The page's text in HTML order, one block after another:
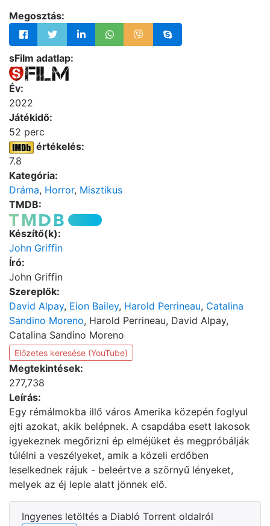
Megosztás:
sFilm adatlap:
Év:
2022
Játékidő:
52 perc
értékelés:
7.8
Kategória:
Dráma, Horror, Misztikus
TMDB:
Készítő(k):
John Griffin
Író:
John Griffin
Szereplők:
David Alpay, Eion Bailey, Harold Perrineau, Catalina
Sandino Moreno, Harold Perrineau, David Alpay,
Catalina Sandino Moreno
Előzetes keresése (YouTube)
Megtekintések:
277,738
Leírás:
Egy rémálmokba illő város Amerika közepén foglyul
ejti azokat, akik belépnek. A csapdába esett lakosok
igyekeznek megőrizni ép elméjüket és megpróbálják
túlélni a veszélyeket, amik a közeli erdőben
leselkednek rájuk - beleértve a szörnyű lényeket,
melyek az éj leple alatt jönnek elő.
Ingyenes letöltés a Diabló Torrent oldalról